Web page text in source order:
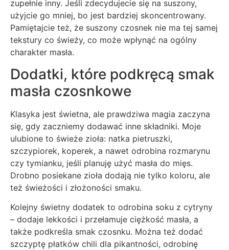
zupełnie inny. Jeśli zdecydujecie się na suszony,
użyjcie go mniej, bo jest bardziej skoncentrowany.
Pamiętajcie też, że suszony czosnek nie ma tej samej
tekstury co świeży, co może wpłynąć na ogólny
charakter masła.
Dodatki, które podkręcą smak
masła czosnkowe
Klasyka jest świetna, ale prawdziwa magia zaczyna
się, gdy zaczniemy dodawać inne składniki. Moje
ulubione to świeże zioła: natka pietruszki,
szczypiorek, koperek, a nawet odrobina rozmarynu
czy tymianku, jeśli planuję użyć masła do mięs.
Drobno posiekane zioła dodają nie tylko koloru, ale
też świeżości i złożoności smaku.
Kolejny świetny dodatek to odrobina soku z cytryny
– dodaje lekkości i przełamuje ciężkość masła, a
także podkreśla smak czosnku. Można też dodać
szczyptę płatków chili dla pikantności, odrobinę